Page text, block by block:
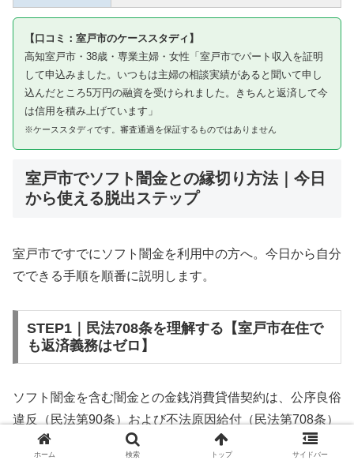
【口コミ：室戸市のケーススタディ】
高知室戸市・38歳・専業主婦・女性「室戸市でパート収入を証明
して申込みました。いつもは主婦の相談実績があると聞いて申し
込んだところ5万円の融資を受けられました。きちんと返済して今
は信用を積み上げています」
※ケーススタディです。審査通過を保証するものではありません
室戸市でソフト闇金との縁切り方法｜今日
から使える脱出ステップ
室戸市ですでにソフト闇金を利用中の方へ。今日から自分
でできる手順を順番に説明します。
STEP1｜民法708条を理解する【室戸市在住で
も返済義務はゼロ】
ソフト闇金を含む闇金との金銭消費貸借契約は、公序良俗
違反（民法第90条）および不法原因給付（民法第708条）
に該当するため、法的には無効です。室戸市在住であって
ホーム 検索 トップ サイドバー